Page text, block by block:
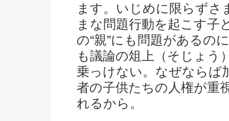
ます。いじめに限らずさ
まな問題行動を起こす子
の“親”にも問題があるの
も議論の俎上（そじょう
乗っけない。なぜならば
者の子供たちの人権が重
れるから。